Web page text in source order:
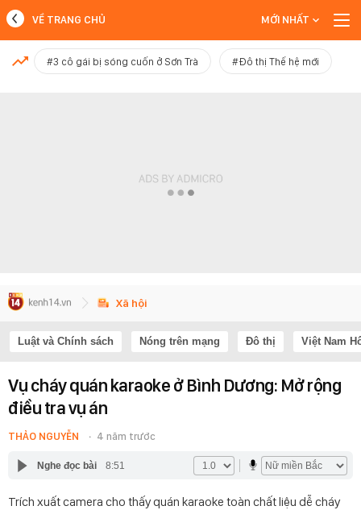
MỚI NHẤT
VỀ TRANG CHỦ MỚI NHẤT
#3 cô gái bị sóng cuốn ở Sơn Trà #Đô thị Thế hệ mới
Xã hội
Luật và Chính sách Nóng trên mạng Đô thị Việt Nam
Vụ cháy quán karaoke ở Bình Dương: Mở rộng
điều tra vụ án
THẢO NGUYỄN 4 năm trước
Nghe đọc bài 8:51
Trích xuất camera cho thấy quán karaoke toàn chất liệu dễ cháy